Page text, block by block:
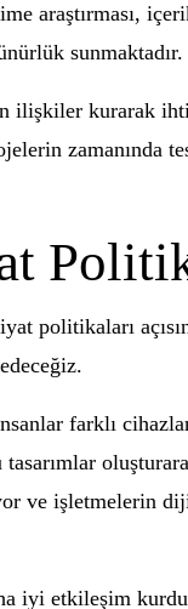
araştırması,
sunmaktadır.
ilişkiler kurarak
zamanında
politikaları
farklı
ve işletmelerin
iyi etkileşim